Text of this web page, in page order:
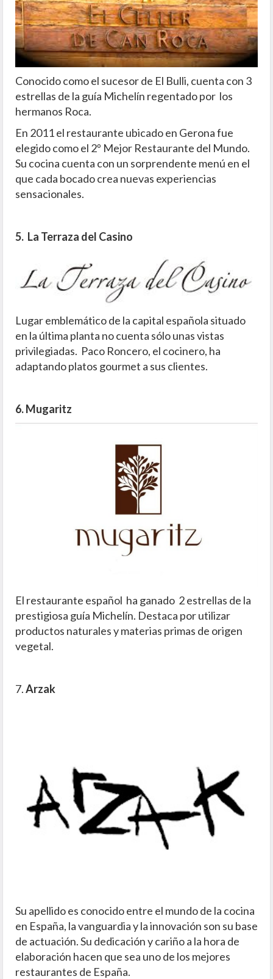
Conocido como el sucesor de El Bulli, cuenta con 3
estrellas de la guía Michelín regentado por los
hermanos Roca.
En 2011 el restaurante ubicado en Gerona fue
elegido como el 2º Mejor Restaurante del Mundo.
Su cocina cuenta con un sorprendente menú en el
que cada bocado crea nuevas experiencias
sensacionales.
5. La Terraza del Casino
Lugar emblemático de la capital española situado
en la última planta no cuenta sólo unas vistas
privilegiadas. Paco Roncero, el cocinero, ha
adaptando platos gourmet a sus clientes.
6. Mugaritz
El restaurante español ha ganado 2 estrellas de la
prestigiosa guía Michelín. Destaca por utilizar
productos naturales y materias primas de origen
vegetal.
7.Arzak
Su apellido es conocido entre el mundo de la cocina
en España, la vanguardia y la innovación son su base
de actuación. Su dedicación y cariño a la hora de
elaboración hacen que sea uno de los mejores
restaurantes de España.